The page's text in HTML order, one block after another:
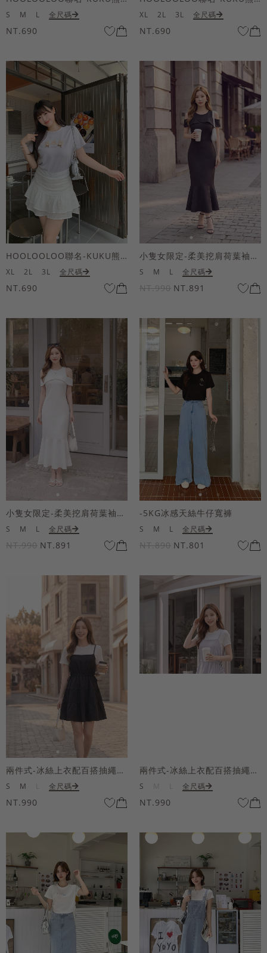
S M L 全尺碼
NT.690
XL 2L 3L 全尺碼
NT.690
HOOLOOLOO聯名-KUKU熊蝴蝶結短袖上衣
XL 2L 3L 全尺碼
NT.690
小隻女限定-柔美挖肩荷葉袖魚尾長洋裝
S M L 全尺碼
NT.990 NT.891
小隻女限定-柔美挖肩荷葉袖魚尾長洋裝
S M L 全尺碼
NT.990 NT.891
-5KG冰感天絲牛仔寬褲
S M L 全尺碼
NT.890 NT.801
兩件式-冰絲上衣配百搭抽繩短洋裝
S M 全尺碼
NT.990
兩件式-冰絲上衣配百搭抽繩短洋裝
S 全尺碼
NT.990